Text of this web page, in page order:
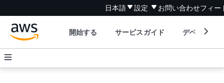
日本語 設定 お問い合わせフィー
開始する サービスガイド デベロッパ